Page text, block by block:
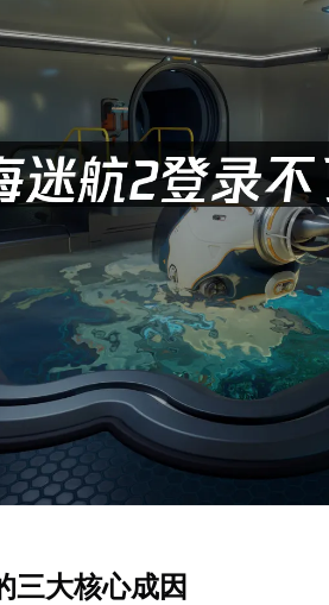
三大核心成因